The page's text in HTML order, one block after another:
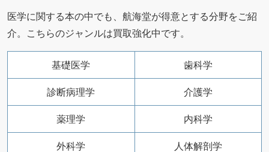
医学に関する本の中でも、航海堂が得意とする分野をご紹
介。こちらのジャンルは買取強化中です。
基礎医学
歯科学
診断病理学
介護学
薬理学
内科学
外科学
人体解剖学